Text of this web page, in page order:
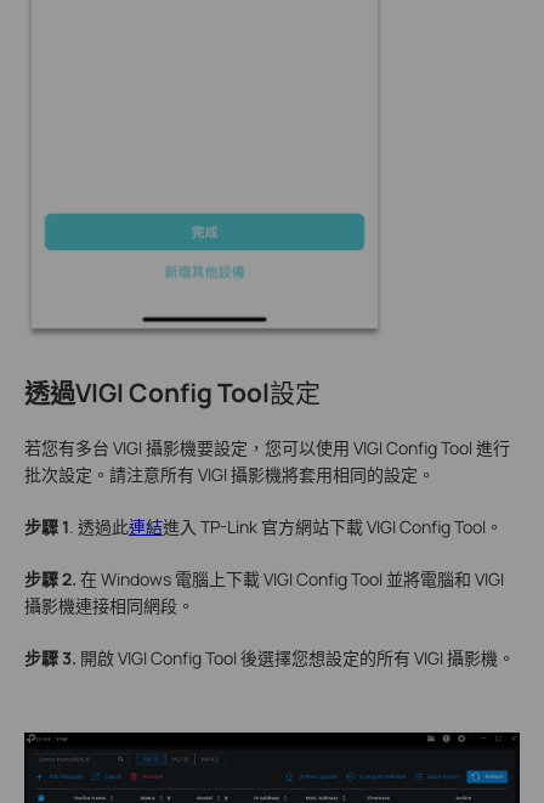
透過VIGI Config Tool設定
若您有多台 VIGI 攝影機要設定，您可以使用 VIGI Config Tool 進行
批次設定。請注意所有 VIGI 攝影機將套用相同的設定。
步驟 1 . 透過此連結進入 TP-Link 官方網站下載 VIGI Config Tool。
步驟 2. 在 Windows 電腦上下載 VIGI Config Tool 並將電腦和 VIGI
攝影機連接相同網段。
步驟 3. 開啟 VIGI Config Tool 後選擇您想設定的所有 VIGI 攝影機。